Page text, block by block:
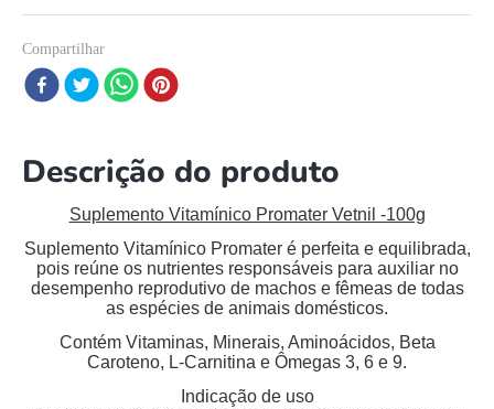
Compartilhar
Descrição do produto
Suplemento Vitamínico Promater Vetnil -100g
Suplemento Vitamínico Promater é perfeita e equilibrada,
pois reúne os nutrientes responsáveis para auxiliar no
desempenho reprodutivo de machos e fêmeas de todas
as espécies de animais domésticos.
Contém Vitaminas, Minerais, Aminoácidos, Beta
Caroteno, L-Carnitina e Ômegas 3, 6 e 9.
Indicação de uso